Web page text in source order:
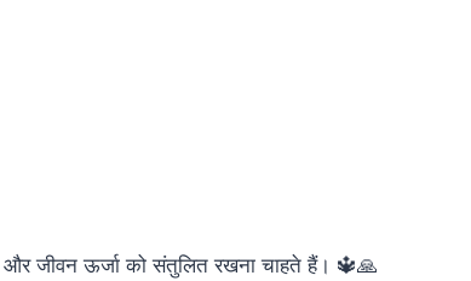
और जीवन ऊर्जा को संतुलित रखना चाहते हैं। 🔱🙏